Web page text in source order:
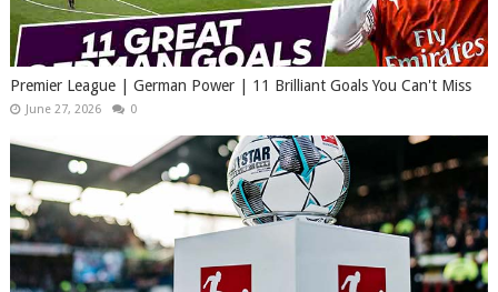
Premier League | German Power | 11 Brilliant Goals You Can't Miss
June 27, 2026 0